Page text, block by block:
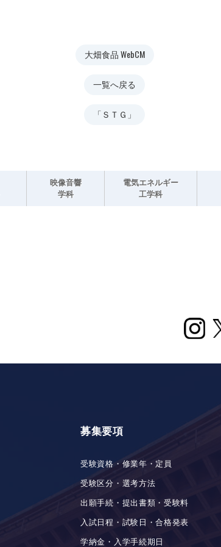
大畑食品 WebCM
一覧へ戻る
「ＳＴＧ」
映像音響
学科
電気エネルギー
工学科
募集要項
受験資格・修業年・定員
受験区分・選考方法
出願手続・提出書類・受験料
入試日程・試験日・合格発表
学納金・入学手続期日